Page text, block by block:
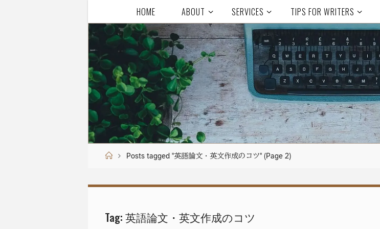
HOME ABOUT SERVICES TIPS FOR WRITERS
HomePosts tagged "英語論文・英文作成のコツ"(Page 2)
Tag:英語論文・英文作成のコツ